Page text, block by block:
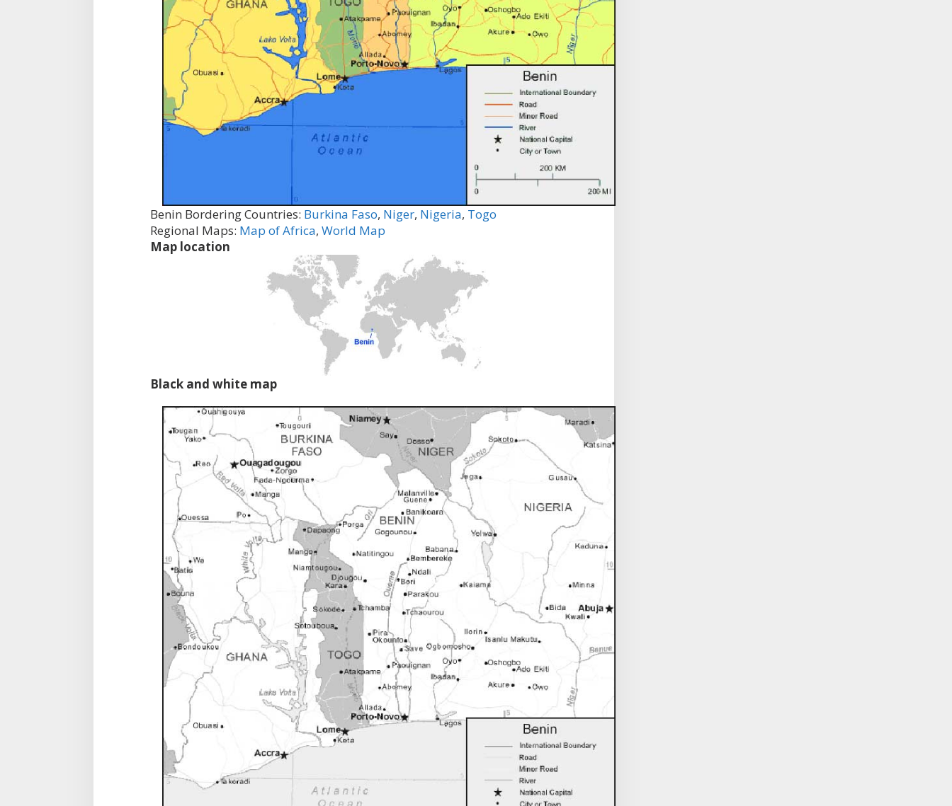
Benin Bordering Countries: Burkina Faso, Niger, Nigeria, Togo
Regional Maps: Map of Africa, World Map
Map location
Black and white map